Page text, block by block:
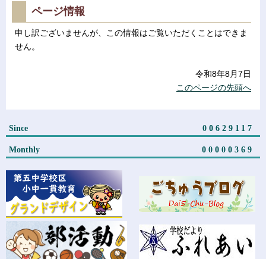
Since 00629117
Monthly 00000369
ページ情報
申し訳ございませんが、この情報はご覧いただくことはできま
せん。
令和8年8月7日
このページの先頭へ